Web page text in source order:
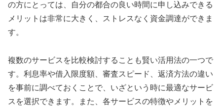
の方にとっては、自分の都合の良い時間に申し込みできる
メリットは非常に大きく、ストレスなく資金調達ができま
す。
複数のサービスを比較検討することも賢い活用法の一つで
す。利息率や借入限度額、審査スピード、返済方法の違い
を事前に調べておくことで、いざという時に最適なサービ
スを選択できます。また、各サービスの特徴やメリットを